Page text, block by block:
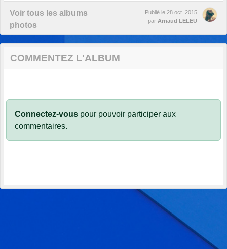
Voir tous les albums
photos
Publié le 28 oct. 2015
par Arnaud LELEU
COMMENTEZ L'ALBUM
Connectez-vous pour pouvoir participer aux
commentaires.